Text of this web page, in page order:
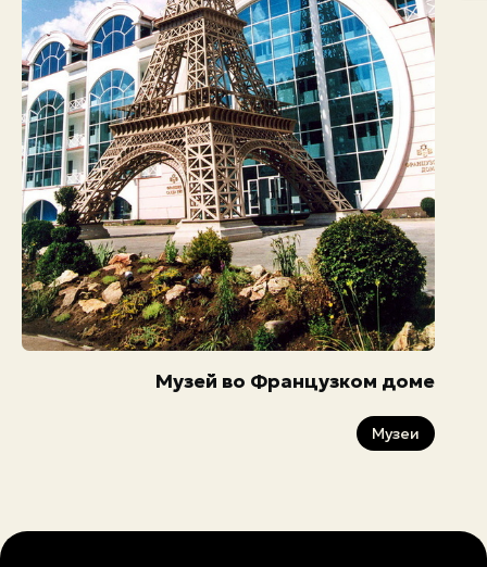
Музей во Французком доме
Музеи